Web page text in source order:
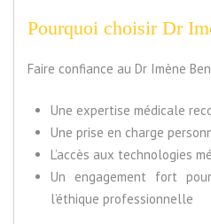
Pourquoi choisir Dr
Faire confiance au Dr Imène
Une expertise médicale
Une prise en charge
L’accès aux technologies
Un engagement fort
l’éthique professionnelle